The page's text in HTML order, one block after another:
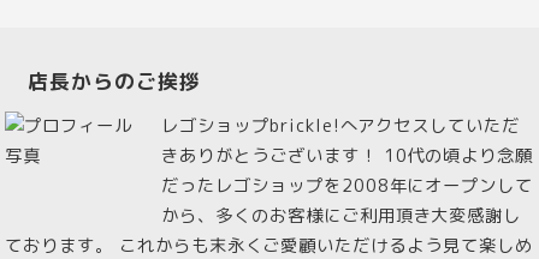
店長からのご挨拶
レゴショップbrickle!へアクセスしていただ
きありがとうございます！ 10代の頃より念願
だったレゴショップを2008年にオープンして
から、多くのお客様にご利用頂き大変感謝し
ております。 これからも末永くご愛顧いただけるよう見て楽しめ